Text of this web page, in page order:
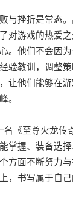
与挫折是常态
对游戏的热爱
。他们不会因
验教训，调整
让他们能够在
。
名《至尊火龙传
掌握、装备选
方面不断努力
，书写属于自己